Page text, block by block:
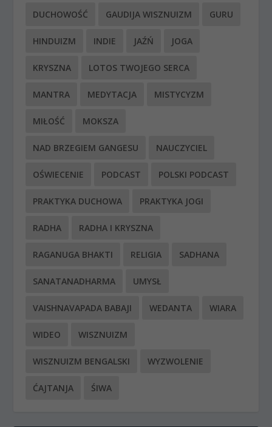
DUCHOWOŚĆ GAUDIJA WISZNUIZM GURU
HINDUIZM INDIE JAŹŃ JOGA
KRYSZNA LOTOS TWOJEGO SERCA
MANTRA MEDYTACJA MISTYCYZM
MIŁOŚĆ MOKSZA
NAD BRZEGIEM GANGESU NAUCZYCIEL
OŚWIECENIE PODCAST POLSKI PODCAST
PRAKTYKA DUCHOWA PRAKTYKA JOGI
RADHA RADHA I KRYSZNA
RAGANUGA BHAKTI RELIGIA SADHANA
SANATANADHARMA UMYSŁ
VAISHNAVAPADA BABAJI WEDANTA WIARA
WIDEO WISZNUIZM
WISZNUIZM BENGALSKI WYZWOLENIE
ĆAJTANJA ŚIWA